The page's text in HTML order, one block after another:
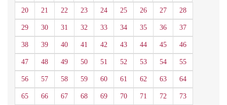
20 21 22 23 24 25 26 27 28
29 30 31 32 33 34 35 36 37
38 39 40 41 42 43 44 45 46
47 48 49 50 51 52 53 54 55
56 57 58 59 60 61 62 63 64
65 66 67 68 69 70 71 72 73